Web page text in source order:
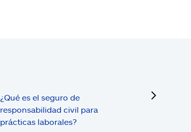
¿Qué es el seguro de
responsabilidad civil para
prácticas laborales?
next